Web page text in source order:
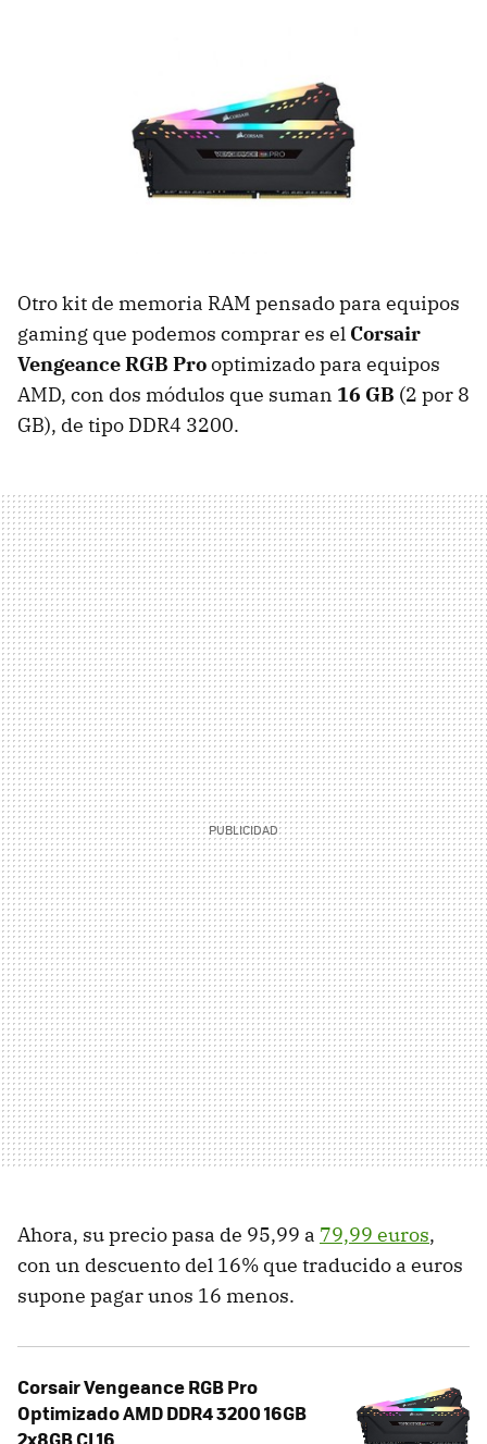
Otro kit de memoria RAM pensado para equipos
gaming que podemos comprar es el Corsair
Vengeance RGB Prooptimizado para equipos
AMD, con dos módulos que suman 16 GB (2 por 8
GB), de tipo DDR4 3200.
Ahora, su precio pasa de 95,99 a 79,99 euros,
con un descuento del 16% que traducido a euros
supone pagar unos 16 menos.
Corsair Vengeance RGB Pro
Optimizado AMD DDR4 3200 16GB
2x8GB CL16